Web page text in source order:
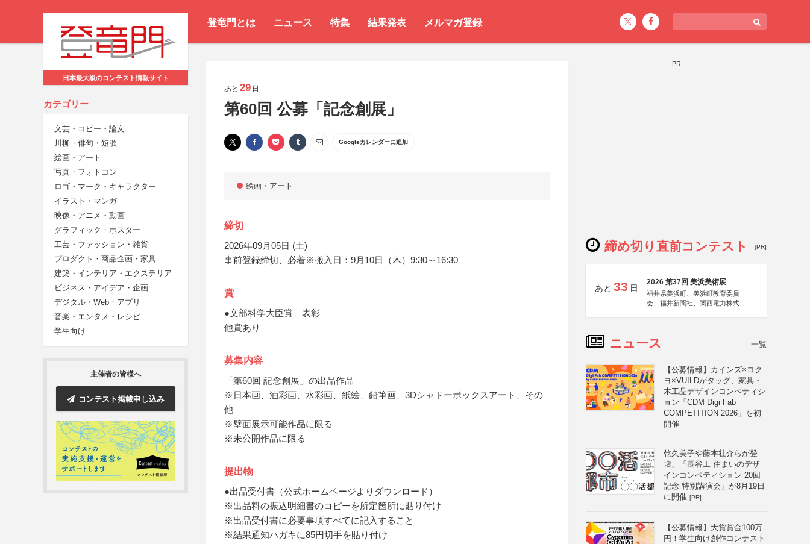
登竜門とは ニュース 特集 結果発表 メルマガ登録
日本最大級のコンテスト情報サイト
カテゴリー
文芸・コピー・論文
川柳・俳句・短歌
絵画・アート
写真・フォトコン
ロゴ・マーク・キャラクター
イラスト・マンガ
映像・アニメ・動画
グラフィック・ポスター
工芸・ファッション・雑貨
プロダクト・商品企画・家具
建築・インテリア・エクステリア
ビジネス・アイデア・企画
デジタル・Web・アプリ
音楽・エンタメ・レシピ
学生向け
主催者の皆様へ
コンテスト掲載申し込み
あと 29 日
第60回 公募「記念創展」
Googleカレンダーに追加
絵画・アート
締切
2026年09月05日 (土)
事前登録締切、必着※搬入日：9月10日（木）9:30～16:30
賞
●文部科学大臣賞 表彰
他賞あり
募集内容
「第60回 記念創展」の出品作品
※日本画、油彩画、水彩画、紙絵、鉛筆画、3Dシャドーボックスアート、その
他
※壁面展示可能作品に限る
※未公開作品に限る
提出物
●出品受付書（公式ホームページよりダウンロード）
※出品料の振込明細書のコピーを所定箇所に貼り付け
※出品受付書に必要事項すべてに記入すること
※結果通知ハガキに85円切手を貼り付け
PR
締め切り直前コンテスト [PR]
あと 33 日
2026 第37回 美浜美術展
福井県美浜町、美浜町教育委員
会、福井新聞社、関西電力株式会
ニュース 一覧
【公募情報】カインズ×コク
ヨ×VUILDがタッグ、家具・
木工品デザインコンペティシ
ョン「CDM Digi Fab
COMPETITION 2026」を初
開催
乾久美子や藤本壮介らが登
壇、「長谷工 住まいのデザ
インコンペティション 20回
記念 特別講演会」が8月19日
に開催 [PR]
【公募情報】大賞賞金100万
円！学生向け創作コンテスト